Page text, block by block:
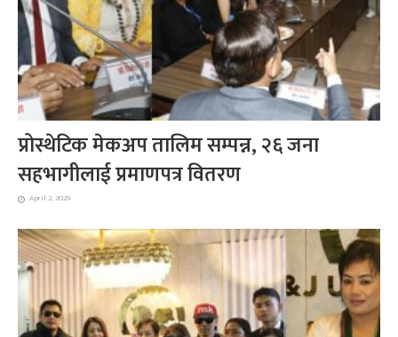
प्रोस्थेटिक मेकअप तालिम सम्पन्न, २६ जना
सहभागीलाई प्रमाणपत्र वितरण
April 2, 2026